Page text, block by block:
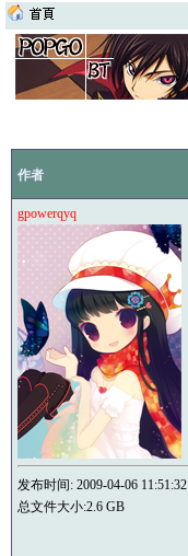
作者
gpowerqyq
发布时间: 2009-04-06 11:51:32
总文件大小:2.6 GB